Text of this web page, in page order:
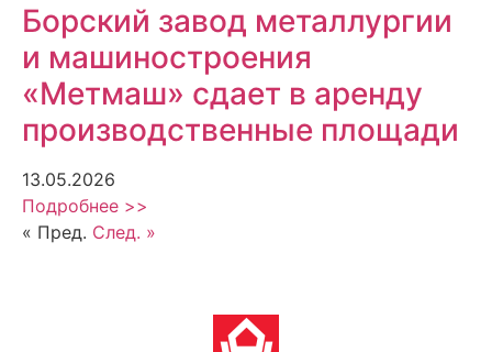
Борский завод металлургии
и машиностроения
«Метмаш» сдает в аренду
производственные площади
13.05.2026
Подробнее >>
« Пред. След. »